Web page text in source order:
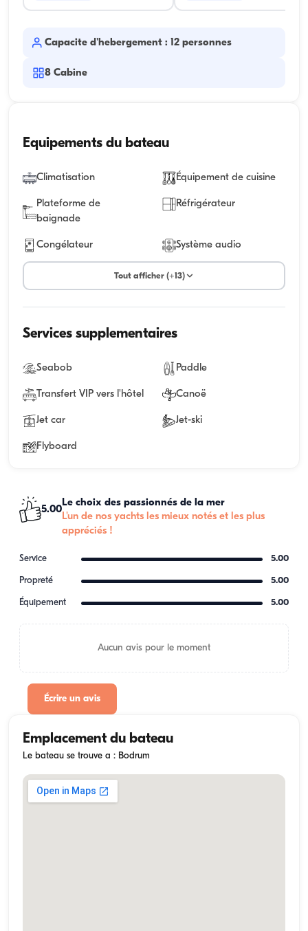
Capacite d'hebergement : 12 personnes
8 Cabine
Equipements du bateau
Climatisation Équipement de cuisine
Plateforme de
baignade
Réfrigérateur
Congélateur Système audio
Tout afficher (+13)
Services supplementaires
Seabob Paddle
Transfert VIP vers l'hôtel Canoë
Jet car Jet-ski
Flyboard
5.00
Le choix des passionnés de la mer
L'un de nos yachts les mieux notés et les plus
appréciés !
Service 5.00
Propreté 5.00
Équipement 5.00
Aucun avis pour le moment
Écrire un avis
Emplacement du bateau
Le bateau se trouve a : Bodrum